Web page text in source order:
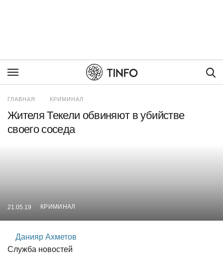
ГЛАВНАЯ КРИМИНАЛ
Жителя Текели обвиняют в убийстве
своего соседа
21.05.19 КРИМИНАЛ
Данияр Ахметов
Служба новостей